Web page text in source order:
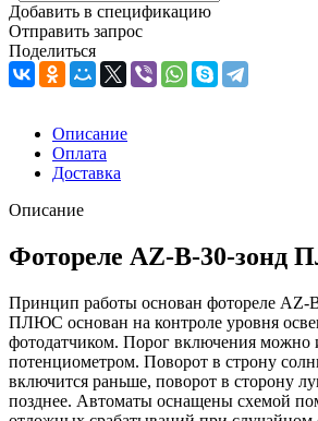
Добавить в спецификацию
Отправить запрос
Поделиться
Описание
Оплата
Доставка
Описание
Фотореле AZ-B-30-
Принцип работы основан фотореле AZ-
ПЛЮС основан на контроле уровня
фотодатчиком. Порог включения можно
потенциометром. Поворот в строну
включится раньше, поворот в сторону
позднее. Автоматы оснащены схемой